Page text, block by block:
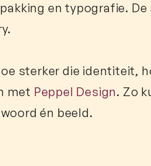
en typografie.
sterker die identiteit,
met Peppel Design. Zo
én beeld.